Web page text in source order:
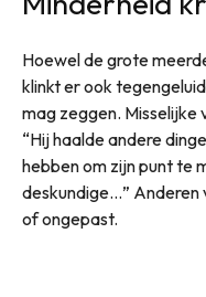
Hoewel de grote
klinkt er ook
mag zeggen. Misselijke
“Hij haalde andere
hebben om zijn punt te
deskundige…” Anderen
of ongepast.